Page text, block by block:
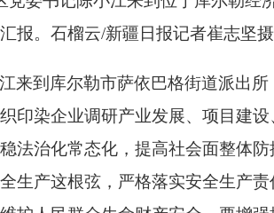
报。石榴云/新疆日报记者崔志坚摄
来到库尔勒市萨依巴格街道派出
印染企业调研产业发展、项目建
法治化常态化，提高社会面整体
生产这根弦，严格落实安全生产